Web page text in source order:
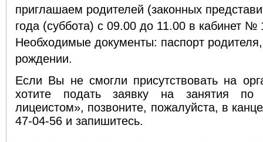
приглашаем родителей (законных
года (суббота) с 09.00 до 11.00 в
Необходимые документы: паспорт
рождении.
Если Вы не смогли присутствовать на
хотите подать заявку на занятия
лицеистом», позвоните, пожалуйста, в
47-04-56 и запишитесь.